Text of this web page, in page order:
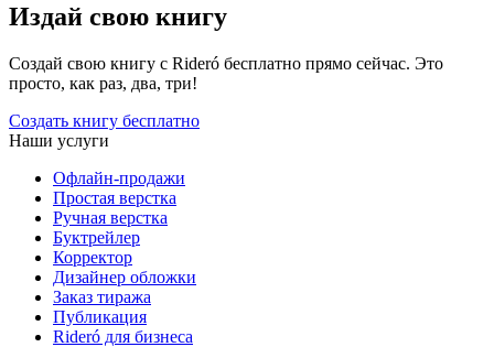
Издай свою книгу
Создай свою книгу с Rideró бесплатно прямо сейчас. Это
просто, как раз, два, три!
Создать книгу бесплатно
Наши услуги
Офлайн-продажи
Простая верстка
Ручная верстка
Буктрейлер
Корректор
Дизайнер обложки
Заказ тиража
Публикация
Rideró для бизнеса